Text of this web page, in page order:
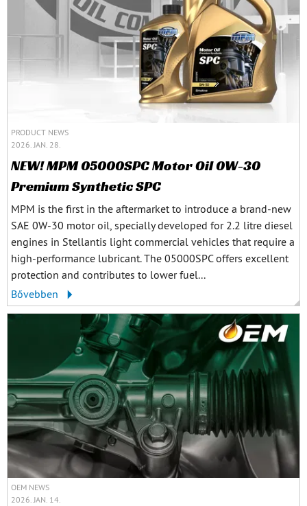
PRODUCT NEWS
2026. JAN. 28.
NEW! MPM 05000SPC Motor Oil 0W-30
Premium Synthetic SPC
MPM is the first in the aftermarket to introduce a brand-new
SAE 0W-30 motor oil, specially developed for 2.2 litre diesel
engines in Stellantis light commercial vehicles that require a
high-performance lubricant. The 05000SPC offers excellent
protection and contributes to lower fuel...
Bővebben
OEM NEWS
2026. JAN. 14.